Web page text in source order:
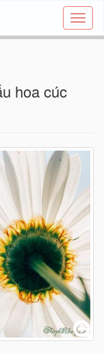
Tạo
thiệp
hoa cúc